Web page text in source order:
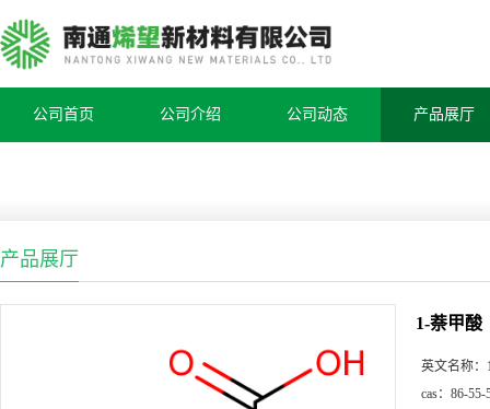
公司首页 公司介绍 公司动态 产品展厅
产品展厅
1-萘甲酸
英文名称：
cas： 86-55-